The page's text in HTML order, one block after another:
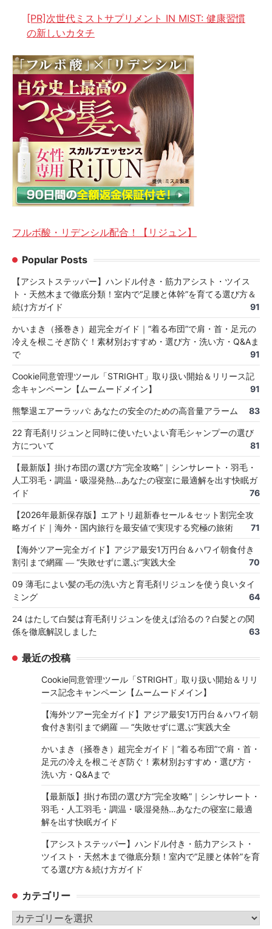
[PR]次世代ミストサプリメント IN MIST: 健康習慣
の新しいカタチ
フルボ酸・リデンシル配合！【リジュン】
Popular Posts
【アシストステッパー】ハンドル付き・筋力アシスト・ツイス
ト・天然木まで徹底分類！室内で“足腰と体幹”を育てる選び方＆
続け方ガイド
91
かいまき（掻巻き）超完全ガイド｜“着る布団”で肩・首・足元の
冷えを根こそぎ防ぐ！素材別おすすめ・選び方・洗い方・Q&Aま
で
91
Cookie同意管理ツール「STRIGHT」取り扱い開始＆リリース記
念キャンペーン【ムームードメイン】
91
熊撃退エアーラッパ: あなたの安全のための高音量アラーム 83
22 育毛剤リジュンと同時に使いたいよい育毛シャンプーの選び
方について
81
【最新版】掛け布団の選び方“完全攻略”｜シンサレート・羽毛・
人工羽毛・調温・吸湿発熱…あなたの寝室に最適解を出す快眠ガ
イド
76
【2026年最新保存版】エアトリ超新春セール＆セット割完全攻
略ガイド｜海外・国内旅行を最安値で実現する究極の旅術
71
【海外ツアー完全ガイド】アジア最安1万円台＆ハワイ朝食付き
割引まで網羅 ― “失敗せずに選ぶ”実践大全
70
09 薄毛によい髪の毛の洗い方と育毛剤リジュンを使う良いタイ
ミング
64
24 はたして白髪は育毛剤リジュンを使えば治るの？白髪との関
係を徹底解説しました
63
最近の投稿
Cookie同意管理ツール「STRIGHT」取り扱い開始＆リリ
ース記念キャンペーン【ムームードメイン】
【海外ツアー完全ガイド】アジア最安1万円台＆ハワイ朝
食付き割引まで網羅 ― “失敗せずに選ぶ”実践大全
かいまき（掻巻き）超完全ガイド｜“着る布団”で肩・首・
足元の冷えを根こそぎ防ぐ！素材別おすすめ・選び方・
洗い方・Q&Aまで
【最新版】掛け布団の選び方“完全攻略”｜シンサレート・
羽毛・人工羽毛・調温・吸湿発熱…あなたの寝室に最適
解を出す快眠ガイド
【アシストステッパー】ハンドル付き・筋力アシスト・
ツイスト・天然木まで徹底分類！室内で“足腰と体幹”を育
てる選び方＆続け方ガイド
カテゴリー
カ